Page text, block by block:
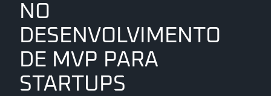
NO
DESENVOLVIMENTO
DE MVP PARA
STARTUPS